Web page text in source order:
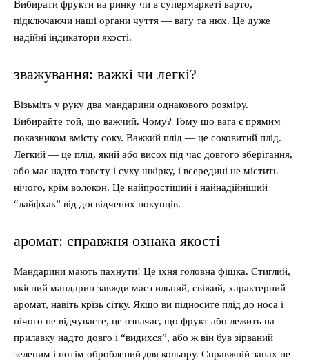
Вибирати фрукти на ринку чи в супермаркеті варто,
підключаючи наші органи чуття — вагу та нюх. Це дуже
надійні індикатори якості.
зважування: важкі чи легкі?
Візьміть у руку два мандарини однакового розміру.
Вибирайте той, що важчий. Чому? Тому що вага є прямим
показником вмісту соку. Важкий плід — це соковитий плід.
Легкий — це плід, який або висох під час довгого зберігання,
або має надто товсту і суху шкірку, і всередині не містить
нічого, крім волокон. Це найпростіший і найнадійніший
“лайфхак” від досвідчених покупців.
аромат: справжня ознака якості
Мандарини мають пахнути! Це їхня головна фішка. Стиглий,
якісний мандарин завжди має сильний, свіжий, характерний
аромат, навіть крізь сітку. Якщо ви підносите плід до носа і
нічого не відчуваєте, це означає, що фрукт або лежить на
прилавку надто довго і “видихся”, або ж він був зірваний
зеленим і потім оброблений для кольору. Справжній запах не